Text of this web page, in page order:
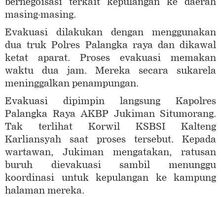
masing-masing.
Evakuasi dilakukan dengan menggunakan
dua truk Polres Palangka raya dan dikawal
ketat aparat. Proses evakuasi memakan
waktu dua jam. Mereka secara sukarela
meninggalkan penampungan.
Evakuasi dipimpin langsung Kapolres
Palangka Raya AKBP Jukiman Situmorang.
Tak terlihat Korwil KSBSI Kalteng
Karliansyah saat proses tersebut. Kepada
wartawan, Jukiman mengatakan, ratusan
buruh dievakuasi sambil menunggu
koordinasi untuk kepulangan ke kampung
halaman mereka.